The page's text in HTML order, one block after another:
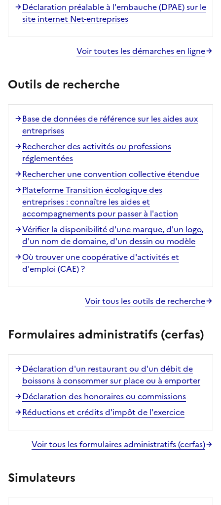
Déclaration préalable à l'embauche (DPAE) sur le
site internet Net-entreprises
Voir toutes les démarches en ligne
Outils de recherche
Base de données de référence sur les aides aux
entreprises
Rechercher des activités ou professions
réglementées
Rechercher une convention collective étendue
Plateforme Transition écologique des
entreprises : connaître les aides et
accompagnements pour passer à l'action
Vérifier la disponibilité d'une marque, d'un logo,
d'un nom de domaine, d'un dessin ou modèle
Où trouver une coopérative d'activités et
d'emploi (CAE) ?
Voir tous les outils de recherche
Formulaires administratifs (cerfas)
Déclaration d'un restaurant ou d'un débit de
boissons à consommer sur place ou à emporter
Déclaration des honoraires ou commissions
Réductions et crédits d'impôt de l'exercice
Voir tous les formulaires administratifs (cerfas)
Simulateurs